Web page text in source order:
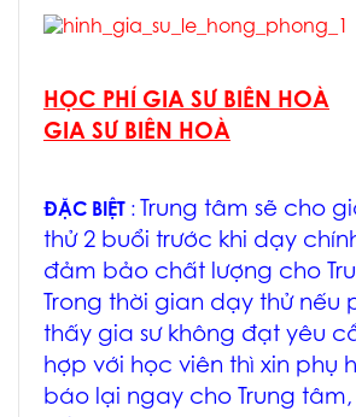
HỌC PHÍ GIA SƯ BIÊN HOÀ
GIA SƯ BIÊN HOÀ
ĐẶC BIỆT : Trung tâm sẽ cho
thử 2 buổi trước khi dạy
đảm bảo chất lượng cho
Trong thời gian dạy thử nếu
thấy gia sư không đạt yêu
hợp với học viên thì xin phụ
báo lại ngay cho Trung tâm,